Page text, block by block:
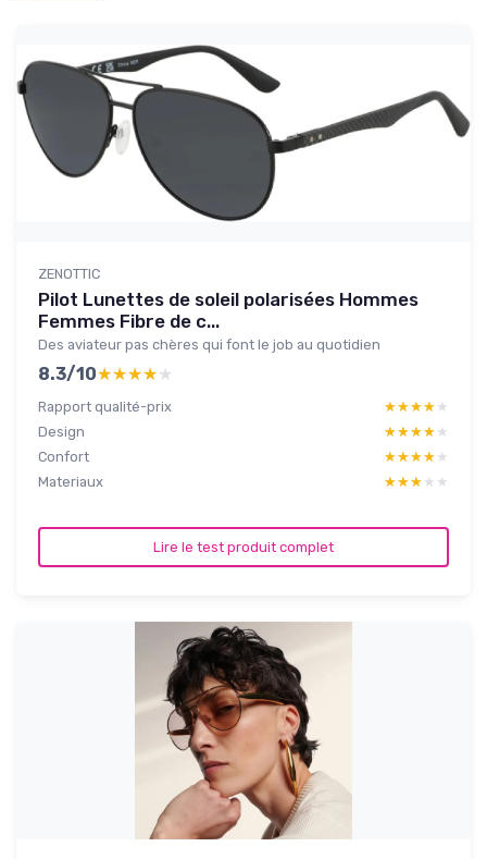
ZENOTTIC
Pilot Lunettes de soleil polarisées Hommes
Femmes Fibre de c...
Des aviateur pas chères qui font le job au quotidien
8.3/10★★★★★
★★★★★
Rapport qualité-prix ★★★★★
★★★★★
Design
★★★★★
★★★★★
Confort
★★★★★
★★★★★
Materiaux
★★★★★
★★★★★
Lire le test produit complet